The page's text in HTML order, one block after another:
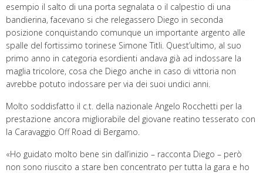
esempio il salto di una porta segnalata o il calpestio di una
bandierina, facevano si che relegassero Diego in seconda
posizione conquistando comunque un importante argento alle
spalle del fortissimo torinese Simone Titli. Quest’ultimo, al suo
primo anno in categoria esordienti andava già ad indossare la
maglia tricolore, cosa che Diego anche in caso di vittoria non
avrebbe potuto indossare per via dei suoi undici anni.
Molto soddisfatto il c.t. della nazionale Angelo Rocchetti per la
prestazione ancora migliorabile del giovane reatino tesserato con
la Caravaggio Off Road di Bergamo.
«Ho guidato molto bene sin dall’inizio – racconta Diego – però
non sono riuscito a stare ben concentrato per tutta la gara e ho